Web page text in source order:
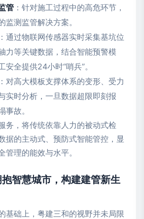
管 ：针对施工过程中的高危环节，
监测监管解决方案。
：通过物联网传感器实时采集基坑位
力等关键数据，结合智能预警模
安全提供24小时“哨兵”。
：对高大模板支撑体系的变形、受力
实时分析，一旦数据超限即刻报
事故。
务，将传统依靠人力的被动式检
据的主动式、预防式智能管控，显
管理的能效与水平。
智慧城市，构建建管新生
基础上，粤建三和的视野并未局限